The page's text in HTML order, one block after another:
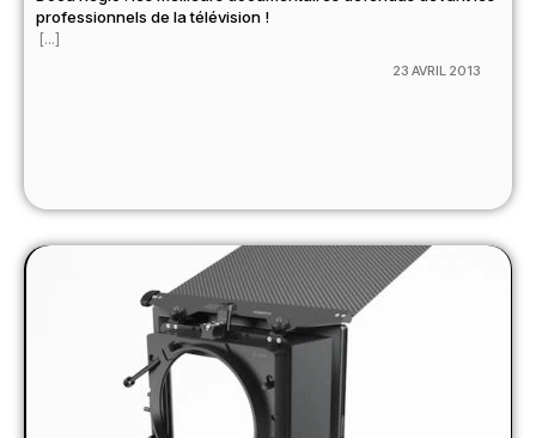
professionnels de la télévision !
[...]
23 AVRIL 2013